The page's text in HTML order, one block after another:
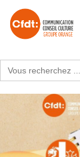
for: